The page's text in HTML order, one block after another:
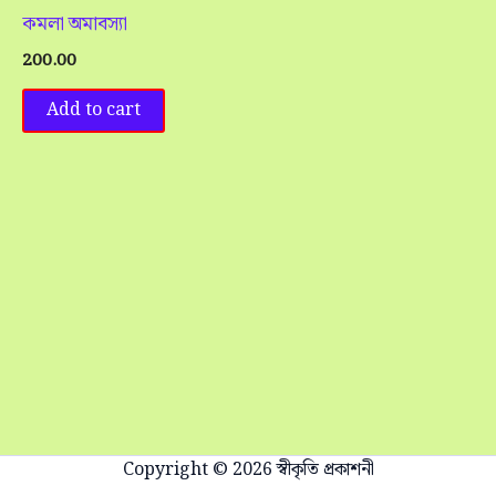
কমলা অমাবস্যা
200.00
Add to cart
Copyright © 2026 স্বীকৃতি প্রকাশনী